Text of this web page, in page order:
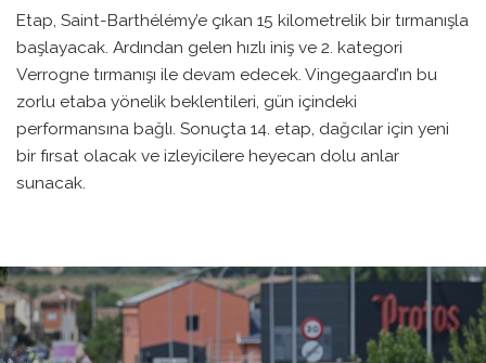
Etap, Saint-Barthélémy’e çıkan 15 kilometrelik bir tırmanışla
başlayacak. Ardından gelen hızlı iniş ve 2. kategori
Verrogne tırmanışı ile devam edecek. Vingegaard’ın bu
zorlu etaba yönelik beklentileri, gün içindeki
performansına bağlı. Sonuçta 14. etap, dağcılar için yeni
bir fırsat olacak ve izleyicilere heyecan dolu anlar
sunacak.